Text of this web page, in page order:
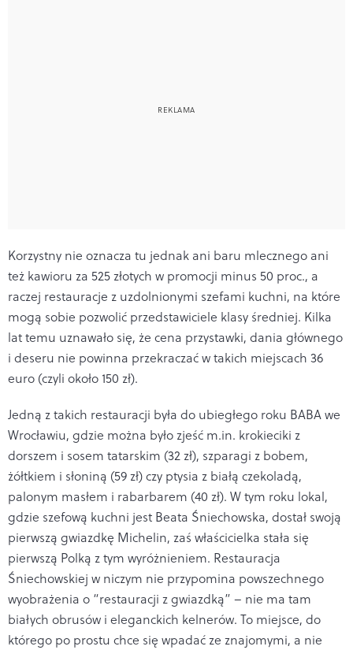
Korzystny nie oznacza tu jednak ani baru mlecznego ani
też kawioru za 525 złotych w promocji minus 50 proc., a
raczej restauracje z uzdolnionymi szefami kuchni, na które
mogą sobie pozwolić przedstawiciele klasy średniej. Kilka
lat temu uznawało się, że cena przystawki, dania głównego
i deseru nie powinna przekraczać w takich miejscach 36
euro (czyli około 150 zł).
Jedną z takich restauracji była do ubiegłego roku BABA we
Wrocławiu, gdzie można było zjeść m.in. krokieciki z
dorszem i sosem tatarskim (32 zł), szparagi z bobem,
żółtkiem i słoniną (59 zł) czy ptysia z białą czekoladą,
palonym masłem i rabarbarem (40 zł). W tym roku lokal,
gdzie szefową kuchni jest Beata Śniechowska, dostał swoją
pierwszą gwiazdkę Michelin, zaś właścicielka stała się
pierwszą Polką z tym wyróżnieniem. Restauracja
Śniechowskiej w niczym nie przypomina powszechnego
wyobrażenia o “restauracji z gwiazdką” – nie ma tam
białych obrusów i eleganckich kelnerów. To miejsce, do
którego po prostu chce się wpadać ze znajomymi, a nie